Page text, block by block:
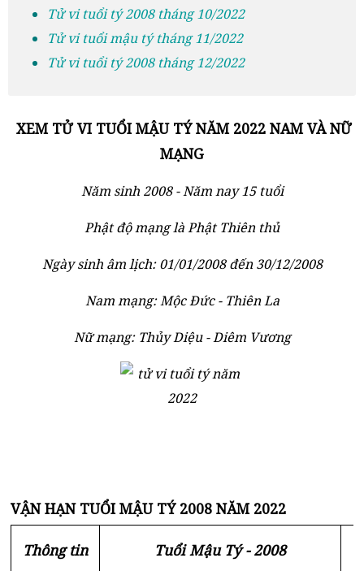
Tử vi tuổi tý 2008 tháng 10/2022
Tử vi tuổi mậu tý tháng 11/2022
Tử vi tuổi tý 2008 tháng 12/2022
XEM TỬ VI TUỔI MẬU TÝ NĂM 2022 NAM VÀ NỮ
MẠNG
Năm sinh 2008 - Năm nay 15 tuổi
Phật độ mạng là Phật Thiên thủ
Ngày sinh âm lịch: 01/01/2008 đến 30/12/2008
Nam mạng: Mộc Đức - Thiên La
Nữ mạng: Thủy Diệu - Diêm Vương
VẬN HẠN TUỔI MẬU TÝ 2008 NĂM 2022
Thông tin Tuổi Mậu Tý - 2008